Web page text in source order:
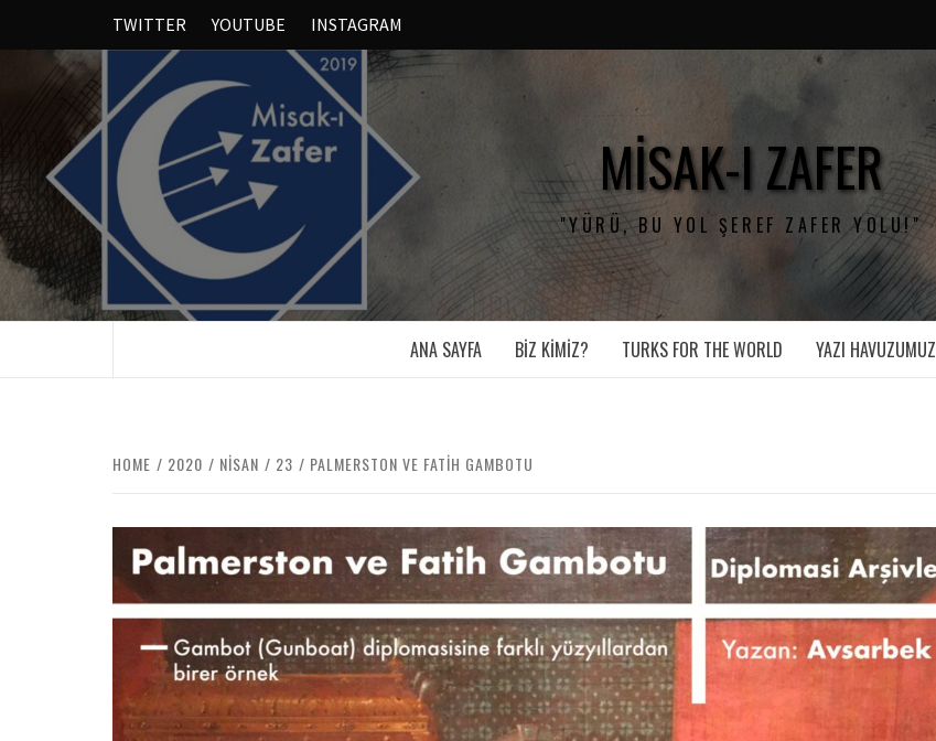
TWITTER YOUTUBE INSTAGRAM
MISAK-I ZAFER
"YÜRÜ, BU YOL ŞEREF ZAFER YOLU!"
ANA SAYFA BIZ KIMIZ? TURKS FOR THE WORLD YAZI HAVUZUMUZ
HOME 2020 NISAN 23 PALMERSTON VE FATIH GAMBOTU